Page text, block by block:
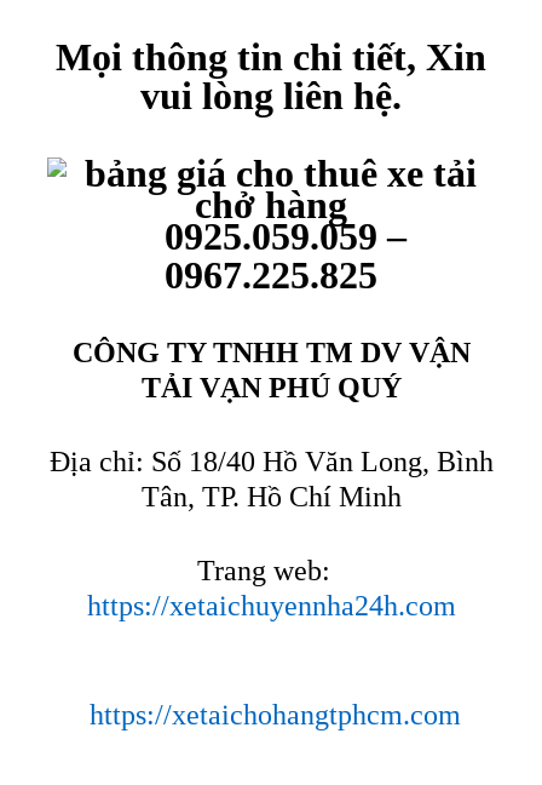
Mọi thông tin chi tiết, Xin
vui lòng liên hệ.
0925.059.059 –
0967.225.825
CÔNG TY TNHH TM DV VẬN
TẢI VẠN PHÚ QUÝ
Địa chỉ: Số 18/40 Hồ Văn Long, Bình
Tân, TP. Hồ Chí Minh
Trang web:
https://xetaichuyennha24h.com
https://xetaichohangtphcm.com